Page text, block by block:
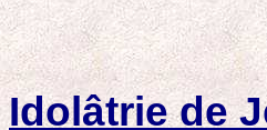
Idolâtrie de